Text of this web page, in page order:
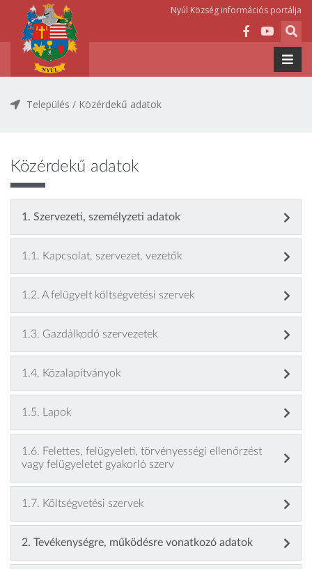
Nyúl Község információs portálja
Település / Közérdekű adatok
Közérdekű adatok
1. Szervezeti, személyzeti adatok
1.1. Kapcsolat, szervezet, vezetők
1.2. A felügyelt költségvetési szervek
1.3. Gazdálkodó szervezetek
1.4. Közalapítványok
1.5. Lapok
1.6. Felettes, felügyeleti, törvényességi ellenőrzést
vagy felügyeletet gyakorló szerv
1.7. Költségvetési szervek
2. Tevékenységre, működésre vonatkozó adatok